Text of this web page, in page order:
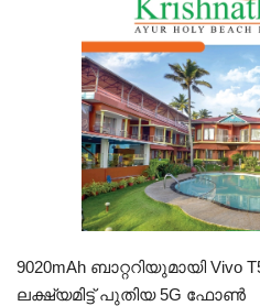
9020mAh ബാറ്ററിയുമായി
ലക്ഷ്യമിട്ട് പുതിയ 5G ഫോൺ